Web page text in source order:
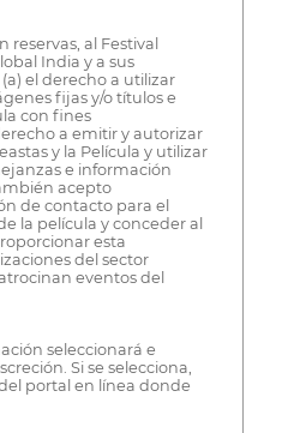
reservas, al Festival
India y a sus
el derecho a utilizar
fijas y/o títulos e
con fines
a emitir y autorizar
y la Película y utilizar
e información
acepto
de contacto para el
la película y conceder al
esta
del sector
eventos del
seleccionará e
Si se selecciona,
portal en línea donde